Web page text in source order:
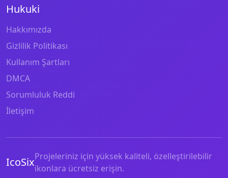
Hukuki
Hakkımızda
Gizlilik Politikası
Kullanım Şartları
DMCA
Sorumluluk Reddi
İletişim
IcoSixProjeleriniz için yüksek kaliteli, özelleştirilebilir
ikonlara ücretsiz erişin.